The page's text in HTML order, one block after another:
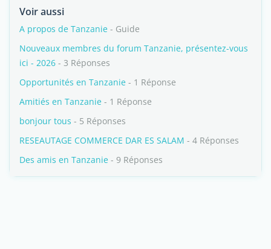
Voir aussi
A propos de Tanzanie - Guide
Nouveaux membres du forum Tanzanie, présentez-vous
ici - 2026 - 3 Réponses
Opportunités en Tanzanie - 1 Réponse
Amitiés en Tanzanie - 1 Réponse
bonjour tous - 5 Réponses
RESEAUTAGE COMMERCE DAR ES SALAM - 4 Réponses
Des amis en Tanzanie - 9 Réponses